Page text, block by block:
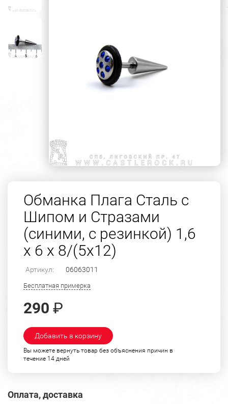
Обманка Плага Сталь с
Шипом и Стразами
(синими, с резинкой) 1,6
х 6 х 8/(5х12)
Артикул: 06063011
Бесплатная примерка
290 ₽
Добавить в корзину
Вы можете вернуть товар без объяснения причин в
течение 14 дней
Оплата, доставка